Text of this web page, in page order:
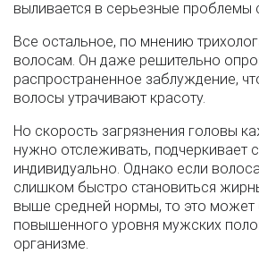
выливается в серьезные проблемы
Все остальное, по мнению
волосам. Он даже решительно
распространенное заблуждение,
волосы утрачивают красоту.
Но скорость загрязнения головы
нужно отслеживать, подчеркивает
индивидуально. Однако если
слишком быстро становиться
выше средней нормы, то это может
повышенного уровня мужских
организме.